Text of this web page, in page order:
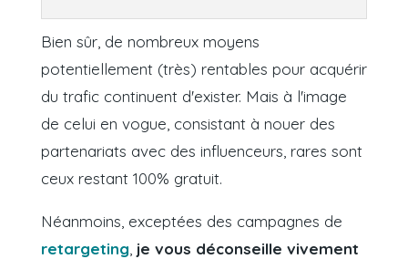
Bien sûr, de nombreux moyens
potentiellement (très) rentables pour acquérir
du trafic continuent d'exister. Mais à l'image
de celui en vogue, consistant à nouer des
partenariats avec des influenceurs, rares sont
ceux restant 100% gratuit.
Néanmoins, exceptées des campagnes de
retargeting je vous déconseille vivement